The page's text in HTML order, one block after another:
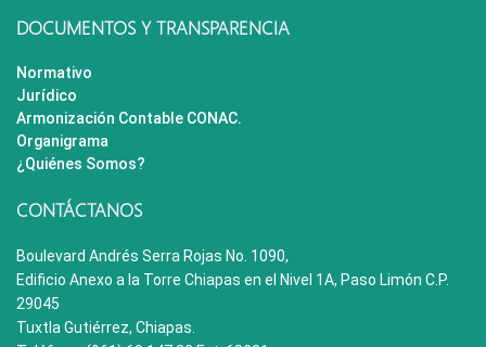
DOCUMENTOS Y TRANSPARENCIA
Normativo
Jurídico
Armonización Contable CONAC.
Organigrama
¿Quiénes Somos?
CONTÁCTANOS
Boulevard Andrés Serra Rojas No. 1090,
Edificio Anexo a la Torre Chiapas en el Nivel 1A, Paso Limón C.P.
29045
Tuxtla Gutiérrez, Chiapas.